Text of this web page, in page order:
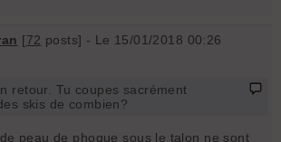
[72 posts] - Le 15/01/2018 00:26
retour. Tu coupes sacrément
skis de combien?
peau de phoque sous le talon ne sont